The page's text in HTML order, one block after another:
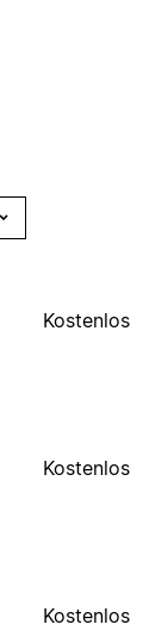
Kostenlos
Kostenlos
Kostenlos